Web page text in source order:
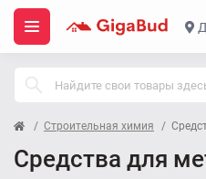
Строительная химия
Средства для